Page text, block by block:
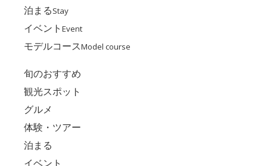
泊まるStay
イベント Event
モデルコースModel course
旬のおすすめ
観光スポット
グルメ
体験・ツアー
泊まる
イベント